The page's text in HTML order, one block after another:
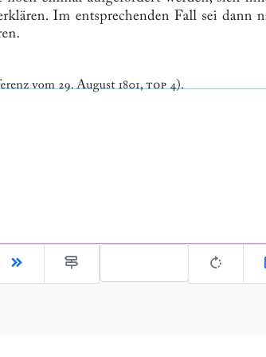
Gehe zu Seite: